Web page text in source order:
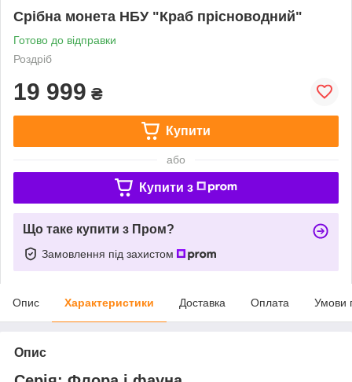
Срібна монета НБУ "Краб прісноводний"
Готово до відправки
Роздріб
19 999 ₴
Купити
або
Купити з
Що таке купити з Пром?
Замовлення під захистом
Опис Характеристики Доставка Оплата Умови
Опис